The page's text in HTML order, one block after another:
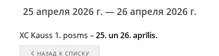
25 апреля 2026 г. — 26 апреля 2026 г.
XC Kauss 1. posms –25. un 26. aprīlis.
НАЗАД К СПИСКУ